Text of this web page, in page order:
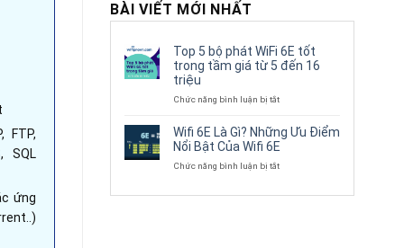
FTP,
SQL
ứng
BÀI VIẾT MỚI NHẤT
Top 5 bộ phát WiFi 6E tốt
trong tầm giá từ 5 đến 16
triệu
Chức năng bình luận bị tắtở
bộ
phát
WiFi
Wifi 6E Là Gì? Những Ưu Điểm
Nổi Bật Của Wifi 6E
Chức năng bình luận bị tắtở